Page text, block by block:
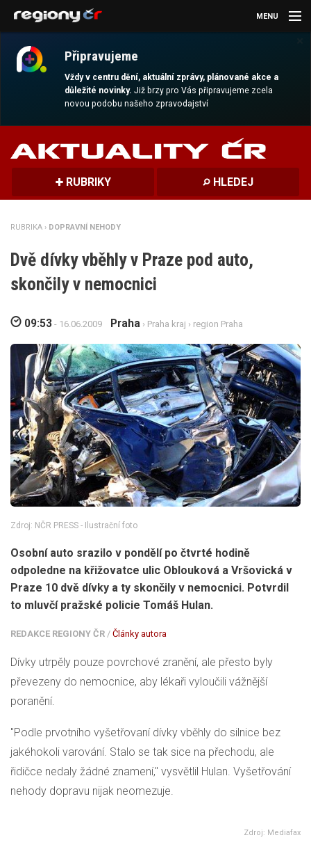
Připravujeme
Vždy v centru dění, aktuální zprávy, plánované akce a
důležité novinky.Již brzy pro Vás připravujeme zcela
novou podobu našeho zpravodajství
MENU
AKTUALITY
MAGAZÍN
DALŠÍ
REGION
RUBRIKY HLEDEJ
RUBRIKA › DOPRAVNÍ NEHODY
Dvě dívky vběhly v Praze pod auto,
skončily v nemocnici
09:53 - 16.06.2009 Praha › Praha kraj › region Praha
Zdroj: NČR PRESS - Ilustrační foto
Osobní auto srazilo v pondělí po čtvrté hodině
odpoledne na křižovatce ulic Oblouková a Vršovická v
Praze 10 dvě dívky a ty skončily v nemocnici. Potvrdil
to mluvčí pražské policie Tomáš Hulan.
REDAKCE REGIONY ČR / Články autora
Dívky utrpěly pouze povrchové zranění, ale přesto byly
převezeny do nemocnice, aby lékaři vyloučili vážnější
poranění.
"Podle prvotního vyšetřovaní dívky vběhly do silnice bez
jakéhokoli varování. Stalo se tak sice na přechodu, ale
řidičce nedaly žádné znamení," vysvětlil Hulan. Vyšetřování
nehody dopravu nijak neomezuje.
Zdroj: Mediafax